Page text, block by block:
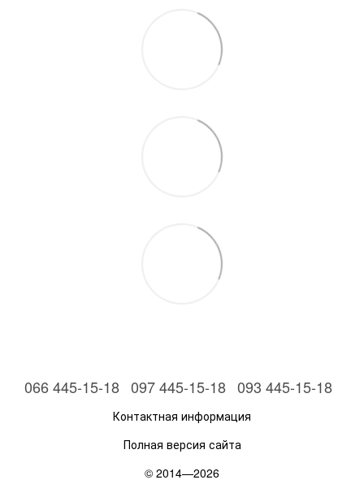
066 445-15-18 097 445-15-18 093 445-15-18
Контактная информация
Полная версия сайта
© 2014—2026